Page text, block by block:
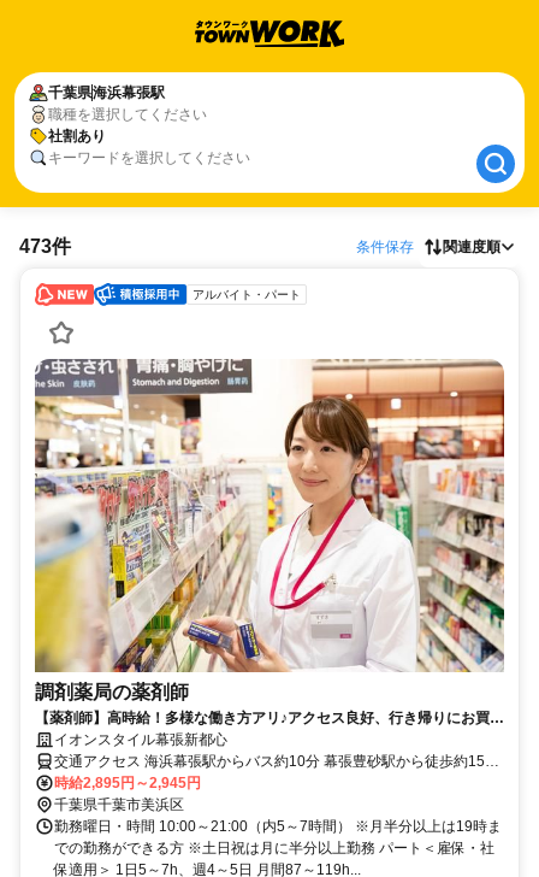
千葉県海浜幕張駅
職種を選択してください
社割あり
キーワードを選択してください
千葉県海浜幕張駅
社割あり
473件 条件保存 関連度順
アルバイト・パート
調剤薬局の薬剤師
【薬剤師】高時給！多様な働き方アリ♪アクセス良好、行き帰りにお買い
物OK！イオン薬局で働きませんか？
イオンスタイル幕張新都心
交通アクセス 海浜幕張駅からバス約10分 幕張豊砂駅から徒歩約15分
幕張本郷駅からバス約20分
時給2,895円～2,945円
千葉県千葉市美浜区
勤務曜日・時間 10:00～21:00（内5～7時間） ※月半分以上は19時ま
での勤務ができる方 ※土日祝は月に半分以上勤務 パート＜雇保・社
保適用＞ 1日5～7h、週4～5日 月間87～119h...